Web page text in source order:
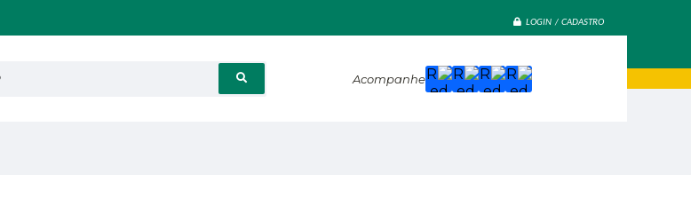
LOGIN / CADASTRO
Acompanhe